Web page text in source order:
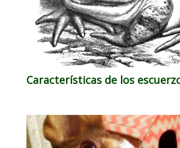
Características de los